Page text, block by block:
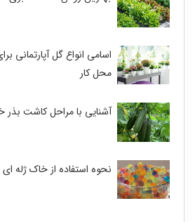
اسامی انواع گل آپارتمانی
محل کار
آشنایی با مراحل کاشت بذر
نحوه استفاده از خاک ژله ای